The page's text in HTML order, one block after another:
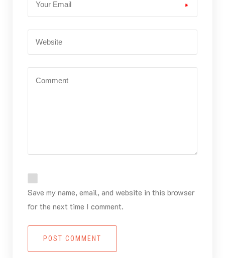
*
Save my name, email, and website in this browser
for the next time I comment.
POST COMMENT